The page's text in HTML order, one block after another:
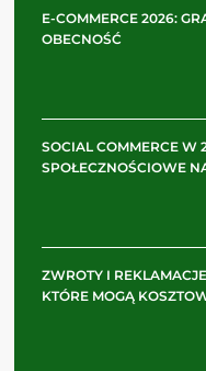
E-COMMERCE 2026:
OBECNOŚĆ
SOCIAL COMMERCE W
SPOŁECZNOŚCIOWE
ZWROTY I
KTÓRE MOGĄ